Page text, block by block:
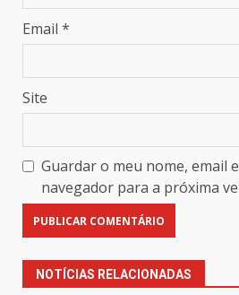
Email *
Site
Guardar o meu nome, email
navegador para a próxima
NOTÍCIAS RELACIONADAS